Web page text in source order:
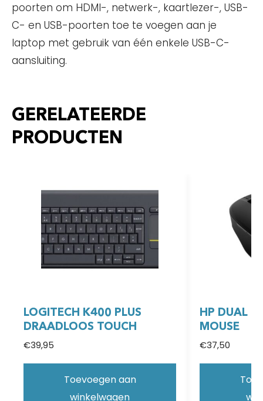
poorten om HDMI-, netwerk-, kaartlezer-, USB-
C- en USB-poorten toe te voegen aan je
laptop met gebruik van één enkele USB-C-
aansluiting.
GERELATEERDE
PRODUCTEN
LOGITECH K400 PLUS
DRAADLOOS TOUCH
€39,95
Toevoegen aan
winkelwagen
HP DUAL
MOUSE
€37,50